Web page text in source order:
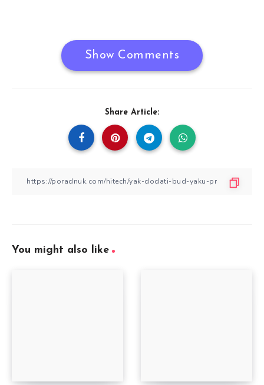
Show Comments
Share Article:
You might also like